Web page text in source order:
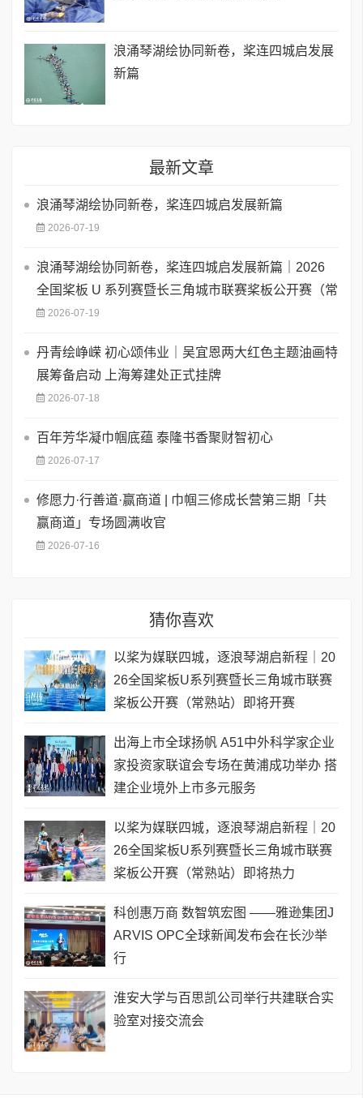
浪涌琴湖绘协同新卷，桨连四城启发展
新篇
最新文章
浪涌琴湖绘协同新卷，桨连四城启发展新篇
2026-07-19
浪涌琴湖绘协同新卷，桨连四城启发展新篇｜2026
全国桨板 U 系列赛暨长三角城市联赛桨板公开赛（常
2026-07-19
丹青绘峥嵘 初心颂伟业｜吴宜恩两大红色主题油画特
展筹备启动 上海筹建处正式挂牌
2026-07-18
百年芳华凝巾帼底蕴 泰隆书香聚财智初心
2026-07-17
修愿力·行善道·赢商道 | 巾帼三修成长营第三期「共
赢商道」专场圆满收官
2026-07-16
猜你喜欢
以桨为媒联四城，逐浪琴湖启新程｜20
26全国桨板U系列赛暨长三角城市联赛
桨板公开赛（常熟站）即将开赛
出海上市全球扬帆 A51中外科学家企业
家投资家联谊会专场在黄浦成功举办 搭
建企业境外上市多元服务
以桨为媒联四城，逐浪琴湖启新程｜20
26全国桨板U系列赛暨长三角城市联赛
桨板公开赛（常熟站）即将热力
科创惠万商 数智筑宏图 ——雅逊集团J
ARVIS OPC全球新闻发布会在长沙举
行
淮安大学与百思凯公司举行共建联合实
验室对接交流会